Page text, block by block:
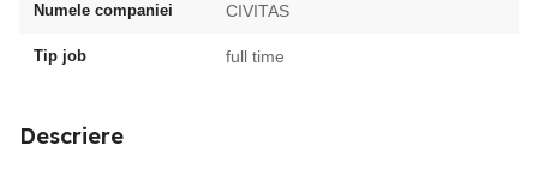
Numele companiei CIVITAS
Tip job full time
Descriere